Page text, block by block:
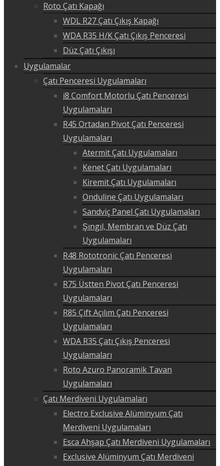
Roto Çatı Kapağı
WDL R27 Çatı Çıkış Kapağı
WDA R35 H/K Çatı Çıkış Penceresi
Düz Çatı Çıkışı
Uygulamalar
Çatı Penceresi Uygulamaları
i8 Comfort Motorlu Çatı Penceresi
Uygulamaları
R45 Ortadan Pivot Çatı Penceresi
Uygulamaları
Atermit Çatı Uygulamaları
Kenet Çatı Uygulamaları
Kiremit Çatı Uygulamaları
Onduline Çatı Uygulamaları
Sandviç Panel Çatı Uygulamaları
Şıngıl, Membran ve Düz Çatı
Uygulamaları
R48 Rototronic Çatı Penceresi
Uygulamaları
R75 Üstten Pivot Çatı Penceresi
Uygulamaları
R85 Çift Açılım Çatı Penceresi
Uygulamaları
WDA R35 Çatı Çıkış Penceresi
Uygulamaları
Roto Azuro Panoramik Tavan
Uygulamaları
Çatı Merdiveni Uygulamaları
Electro Exclusive Alüminyum Çatı
Merdiveni Uygulamaları
Esca Ahşap Çatı Merdiveni Uygulamaları
Exclusive Alüminyum Çatı Merdiveni